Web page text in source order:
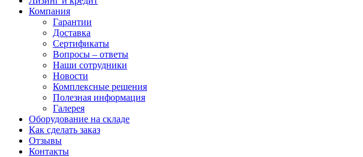
Компания
Гарантии
Доставка
Сертификаты
Вопросы – ответы
Наши сотрудники
Новости
Комплексные решения
Полезная информация
Галерея
Оборудование на складе
Как сделать заказ
Отзывы
Контакты